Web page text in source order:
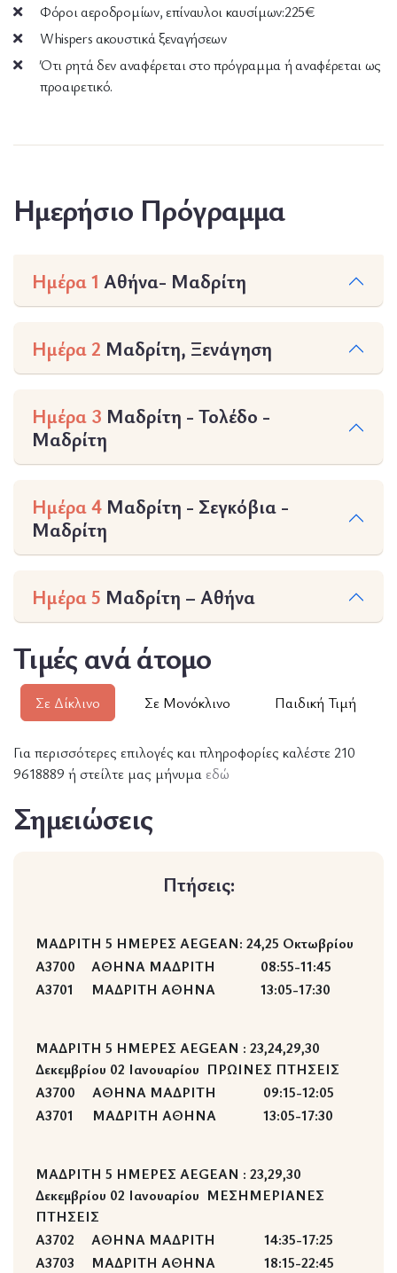
Φόροι αεροδρομίων, επίναυλοι καυσίμων:225€
Whispers ακουστικά ξεναγήσεων
Ότι ρητά δεν αναφέρεται στο πρόγραμμα ή αναφέρεται ως
προαιρετικό.
Ημερήσιο Πρόγραμμα
Ημέρα 1 Αθήνα- Μαδρίτη
Ημέρα 2 Μαδρίτη, Ξενάγηση
Ημέρα 3 Μαδρίτη - Τολέδο -
Μαδρίτη
Ημέρα 4 Μαδρίτη - Σεγκόβια -
Μαδρίτη
Ημέρα 5 Μαδρίτη – Αθήνα
Τιμές ανά άτομο
Σε Δίκλινο Σε Μονόκλινο Παιδική Τιμή
Για περισσότερες επιλογές και πληροφορίες καλέστε 210
9618889 ή στείλτε μας μήνυμα εδώ
Σημειώσεις
Πτήσεις:
ΜΑΔΡΙΤΗ 5 ΗΜΕΡΕΣ AEGEAN: 24,25 Οκτωβρίου
Α3700
ΑΘΗΝΑ ΜΑΔΡΙΤΗ
08:55-11:45
A3701
ΜΑΔΡΙΤΗ ΑΘΗΝΑ 13:05-17:30
ΜΑΔΡΙΤΗ 5 ΗΜΕΡΕΣ AEGEAN : 23,24,29,30
Δεκεμβρίου 02 Ιανουαρίου ΠΡΩΙΝΕΣ ΠΤΗΣΕΙΣ
Α3700
ΑΘΗΝΑ ΜΑΔΡΙΤΗ
09:15-12:05
A3701
ΜΑΔΡΙΤΗ ΑΘΗΝΑ 13:05-17:30
ΜΑΔΡΙΤΗ 5 ΗΜΕΡΕΣ AEGEAN : 23,29,30
Δεκεμβρίου 02 Ιανουαρίου ΜΕΣΗΜΕΡΙΑΝΕΣ
ΠΤΗΣΕΙΣ
Α3702
ΑΘΗΝΑ ΜΑΔΡΙΤΗ
14:35-17:25
Α3703
ΜΑΔΡΙΤΗ ΑΘΗΝΑ 18:15-22:45